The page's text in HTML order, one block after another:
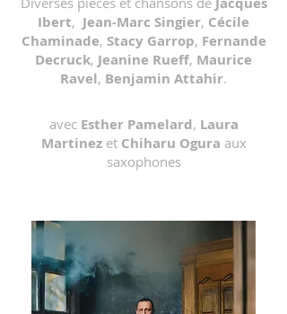
Ibert, Jean-Marc Singier, Cécile
Chaminade, Stacy Garrop, Fernande
Decruck, Jeanine Rueff, Maurice
Ravel, Benjamin Attahir.
avec Esther Pamelard, Laura
Martinezet Chiharu Ogura aux
saxophones